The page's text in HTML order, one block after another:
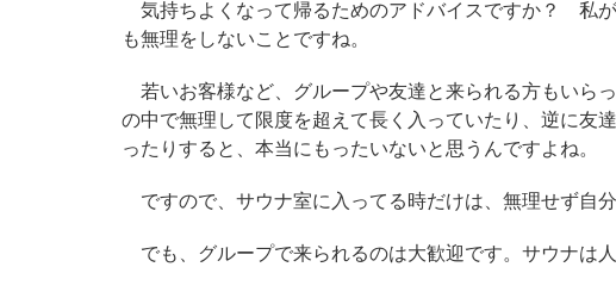
気持ちよくなって帰るためのアドバイスですか？ 私
も無理をしないことですね。
若いお客様など、グループや友達と来られる方もいら
の中で無理して限度を超えて長く入っていたり、逆に友
ったりすると、本当にもったいないと思うんですよね。
ですので、サウナ室に入ってる時だけは、無理せず自
でも、グループで来られるのは大歓迎です。サウナは